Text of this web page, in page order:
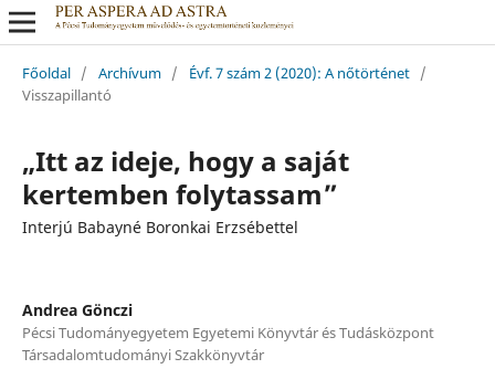
Főoldal / Archívum / Évf. 7 szám 2 (2020): A nőtörténet /
Visszapillantó
„Itt az ideje, hogy a saját
kertemben folytassam”
Interjú Babayné Boronkai Erzsébettel
Andrea Gönczi
Pécsi Tudományegyetem Egyetemi Könyvtár és Tudásközpont
Társadalomtudományi Szakkönyvtár